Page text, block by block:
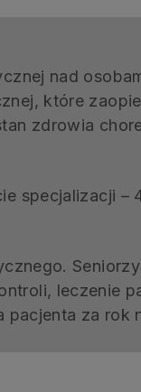
nad
które
zdrowia
specjalizacji –
leczenie
pacjenta za rok